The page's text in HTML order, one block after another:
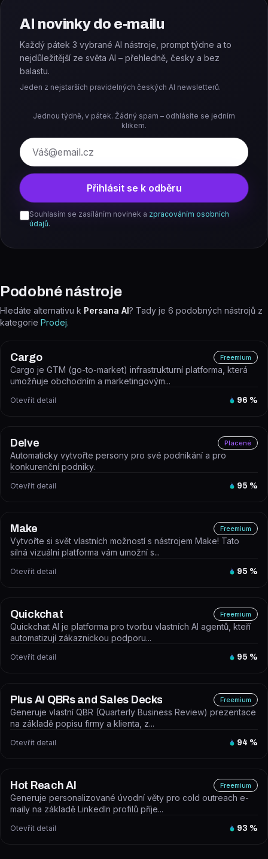
AI novinky do e-mailu
Každý pátek 3 vybrané AI nástroje, prompt týdne a to
nejdůležitější ze světa AI – přehledně, česky a bez
balastu.
Jeden z nejstarších pravidelných českých AI newsletterů.
Jednou týdně, v pátek. Žádný spam – odhlásíte se jedním
klikem.
E-mail
Přihlásit se k odběru
Souhlasím se zasíláním novinek a zpracováním osobních
údajů.
Podobné nástroje
Hledáte alternativu k Persana AI? Tady je 6 podobných nástrojů z
kategorie Prodej.
Cargo Freemium
Cargo je GTM (go-to-market) infrastrukturní platforma, která
umožňuje obchodním a marketingovým...
Otevřít detail 96 %
Delve Placené
Automaticky vytvořte persony pro své podnikání a pro
konkurenční podniky.
Otevřít detail 95 %
Make Freemium
Vytvořte si svět vlastních možností s nástrojem Make! Tato
silná vizuální platforma vám umožní s...
Otevřít detail 95 %
Quickchat Freemium
Quickchat AI je platforma pro tvorbu vlastních AI agentů, kteří
automatizují zákaznickou podporu...
Otevřít detail 95 %
Plus AI QBRs and Sales Decks Freemium
Generuje vlastní QBR (Quarterly Business Review) prezentace
na základě popisu firmy a klienta, z...
Otevřít detail 94 %
Hot Reach AI Freemium
Generuje personalizované úvodní věty pro cold outreach e-
maily na základě LinkedIn profilů příje...
Otevřít detail 93 %